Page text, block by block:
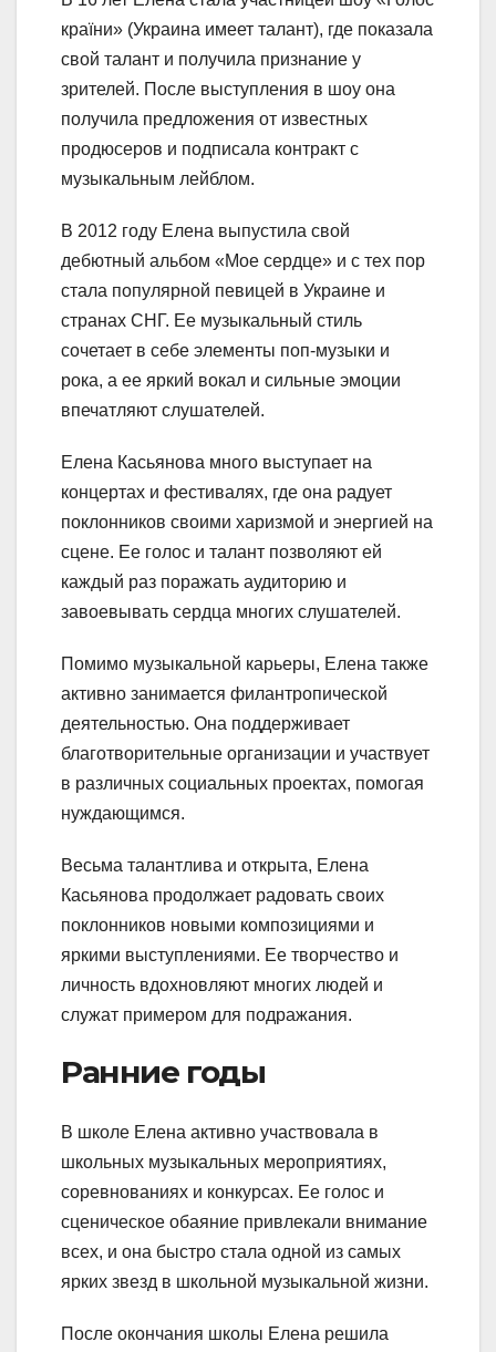
країни» (Украина имеет талант), где показала
свой талант и получила признание у
зрителей. После выступления в шоу она
получила предложения от известных
продюсеров и подписала контракт с
музыкальным лейблом.
В 2012 году Елена выпустила свой
дебютный альбом «Мое сердце» и с тех пор
стала популярной певицей в Украине и
странах СНГ. Ее музыкальный стиль
сочетает в себе элементы поп-музыки и
рока, а ее яркий вокал и сильные эмоции
впечатляют слушателей.
Елена Касьянова много выступает на
концертах и фестивалях, где она радует
поклонников своими харизмой и энергией на
сцене. Ее голос и талант позволяют ей
каждый раз поражать аудиторию и
завоевывать сердца многих слушателей.
Помимо музыкальной карьеры, Елена также
активно занимается филантропической
деятельностью. Она поддерживает
благотворительные организации и участвует
в различных социальных проектах, помогая
нуждающимся.
Весьма талантлива и открыта, Елена
Касьянова продолжает радовать своих
поклонников новыми композициями и
яркими выступлениями. Ее творчество и
личность вдохновляют многих людей и
служат примером для подражания.
Ранние годы
В школе Елена активно участвовала в
школьных музыкальных мероприятиях,
соревнованиях и конкурсах. Ее голос и
сценическое обаяние привлекали внимание
всех, и она быстро стала одной из самых
ярких звезд в школьной музыкальной жизни.
После окончания школы Елена решила